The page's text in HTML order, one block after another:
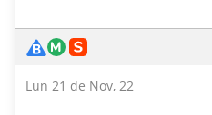
Lun 21 de Nov, 22